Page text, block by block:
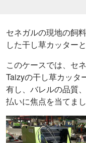
セネガルの現地の飼
した干し草カッター
このケースでは、セ
Taizyの干し草カッタ
有し、バレルの品質
払いに焦点を当てまし